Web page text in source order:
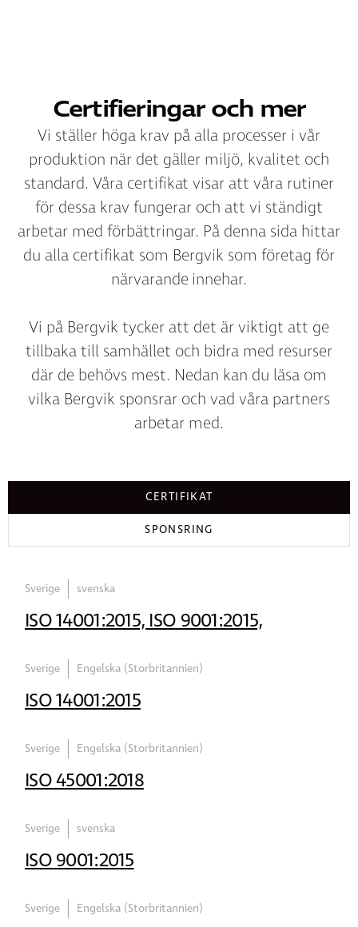
Certifieringar och mer
Vi ställer höga krav på alla processer i vår
produktion när det gäller miljö, kvalitet och
standard. Våra certifikat visar att våra rutiner
för dessa krav fungerar och att vi ständigt
arbetar med förbättringar. På denna sida hittar
du alla certifikat som Bergvik som företag för
närvarande innehar.
Vi på Bergvik tycker att det är viktigt att ge
tillbaka till samhället och bidra med resurser
där de behövs mest. Nedan kan du läsa om
vilka Bergvik sponsrar och vad våra partners
arbetar med.
CERTIFIKAT
SPONSRING
Sverige svenska
ISO 14001:2015, ISO 9001:2015,
Sverige Engelska (Storbritannien)
ISO 14001:2015
Sverige Engelska (Storbritannien)
ISO 45001:2018
Sverige svenska
ISO 9001:2015
Sverige Engelska (Storbritannien)